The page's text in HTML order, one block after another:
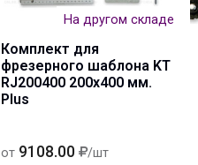
На другом складе
Комплект для
фрезерного шаблона KT
RJ200400 200x400 мм.
Plus
от 9108.00 /шт